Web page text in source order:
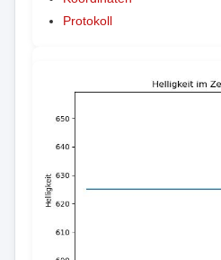
Protokoll